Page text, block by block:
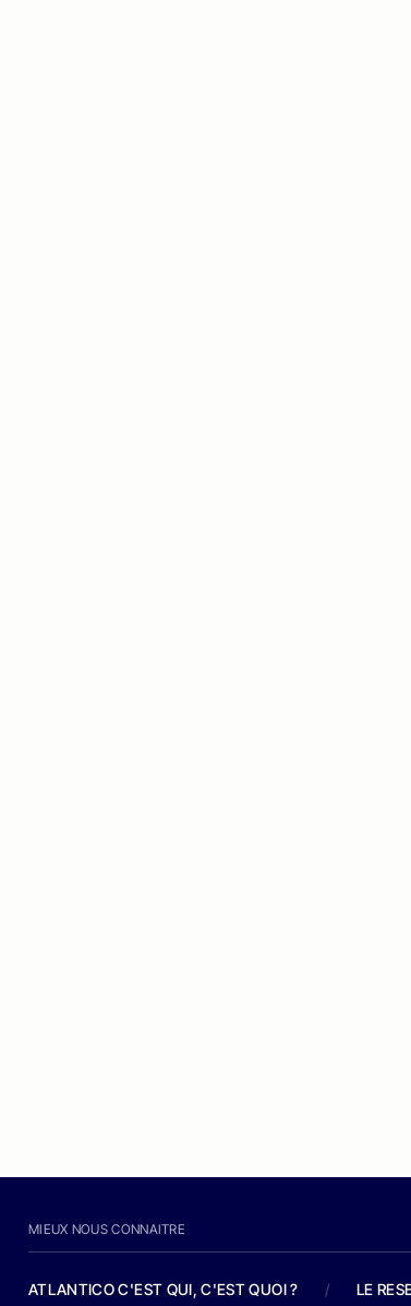
MIEUX NOUS CONNAITRE
ATLANTICO C'EST QUI, C'EST QUOI ? / LE